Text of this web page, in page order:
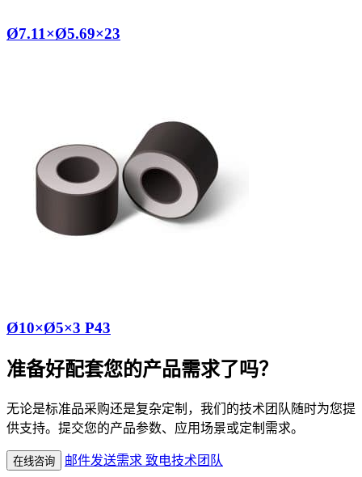
Ø7.11×Ø5.69×23
Ø10×Ø5×3 P43
准备好配套您的产品需求了吗？
无论是标准品采购还是复杂定制，我们的技术团队随时为您提
供支持。提交您的产品参数、应用场景或定制需求。
在线咨询 邮件发送需求 致电技术团队